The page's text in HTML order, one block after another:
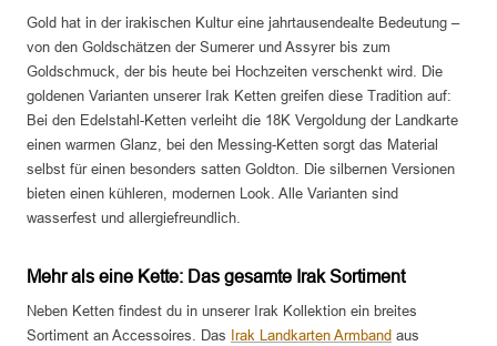
Gold hat in der irakischen Kultur eine jahrtausendealte Bedeutung –
von den Goldschätzen der Sumerer und Assyrer bis zum
Goldschmuck, der bis heute bei Hochzeiten verschenkt wird. Die
goldenen Varianten unserer Irak Ketten greifen diese Tradition auf:
Bei den Edelstahl-Ketten verleiht die 18K Vergoldung der Landkarte
einen warmen Glanz, bei den Messing-Ketten sorgt das Material
selbst für einen besonders satten Goldton. Die silbernen Versionen
bieten einen kühleren, modernen Look. Alle Varianten sind
wasserfest und allergiefreundlich.
Mehr als eine Kette: Das gesamte Irak Sortiment
Neben Ketten findest du in unserer Irak Kollektion ein breites
Sortiment an Accessoires. Das Irak Landkarten Armband aus